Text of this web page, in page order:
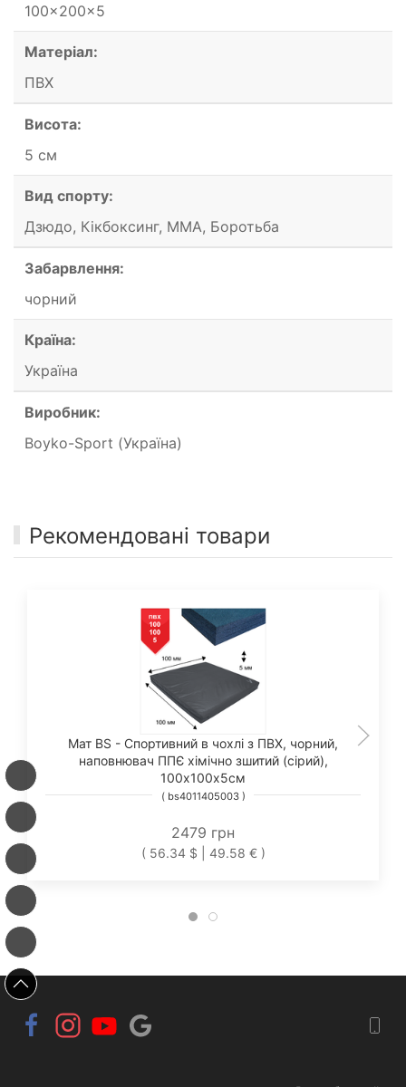
100x200x5
Матеріал:
ПВХ
Висота:
5 см
Вид спорту:
Дзюдо, Кікбоксинг, ММА, Боротьба
Забарвлення:
чорний
Країна:
Україна
Виробник:
Boyko-Sport (Україна)
Рекомендовані товари
Мат BS - Cпортивний в чохлі з ПВХ, чорний,
наповнювач ППЄ хімічно зшитий (сірий),
100х100х5см
( bs4011405003 )
2479 грн
( 56.34 $ | 49.58 € )